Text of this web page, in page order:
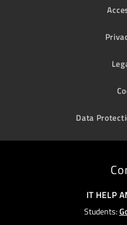
Data
IT HELP
Students: